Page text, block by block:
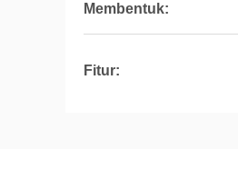
Membentuk:
Fitur: